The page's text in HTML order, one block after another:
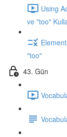
Using
ve "too"
"too"
43. Gün